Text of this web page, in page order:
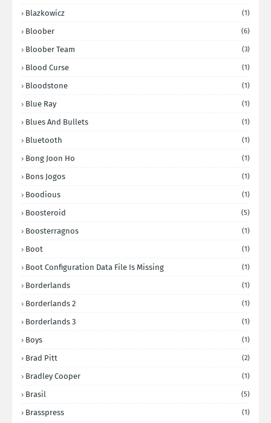
Blazkowicz (1)
Bloober (6)
Bloober Team (3)
Blood Curse (1)
Bloodstone (1)
Blue Ray (1)
Blues And Bullets (1)
Bluetooth (1)
Bong Joon Ho (1)
Bons Jogos (1)
Boodious (1)
Boosteroid (5)
Boosterragnos (1)
Boot (1)
Boot Configuration Data File Is Missing (1)
Borderlands (1)
Borderlands 2 (1)
Borderlands 3 (1)
Boys (1)
Brad Pitt (2)
Bradley Cooper (1)
Brasil (5)
Brasspress (1)